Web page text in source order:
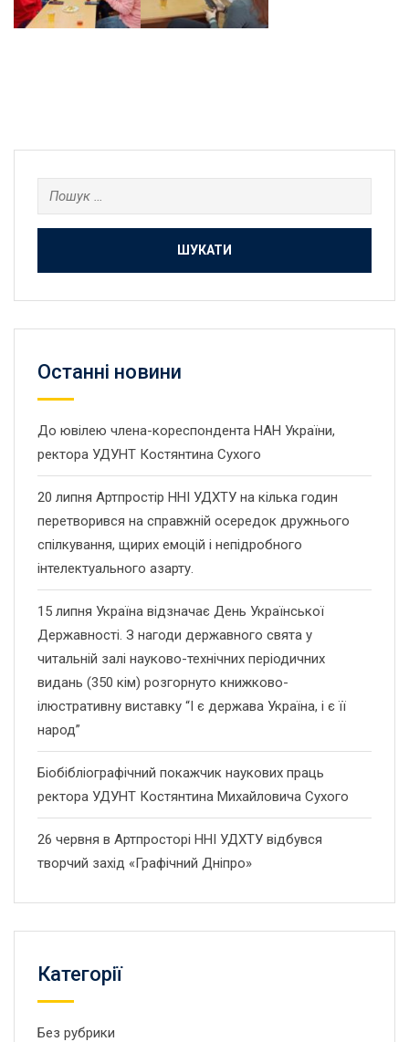
Пошук:
Останнi новини
До ювілею члена-кореспондента НАН України,
ректора УДУНТ Костянтина Сухого
20 липня Артпростір ННІ УДХТУ на кілька годин
перетворився на справжній осередок дружнього
спілкування, щирих емоцій і непідробного
інтелектуального азарту.
15 липня Україна відзначає День Української
Державності. З нагоди державного свята у
читальній залі науково-технічних періодичних
видань (350 кім) розгорнуто книжково-
ілюстративну виставку “І є держава Україна, і є її
народ”
Біобібліографічний покажчик наукових праць
ректора УДУНТ Костянтина Михайловича Сухого
26 червня в Артпросторі ННІ УДХТУ відбувся
творчий захід «Графічний Дніпро»
Категорії
Без рубрики